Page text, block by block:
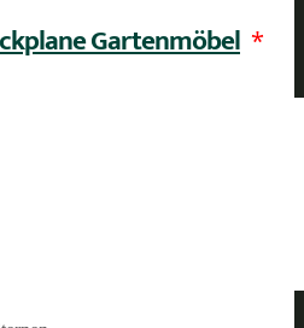
Gartenmöbel *